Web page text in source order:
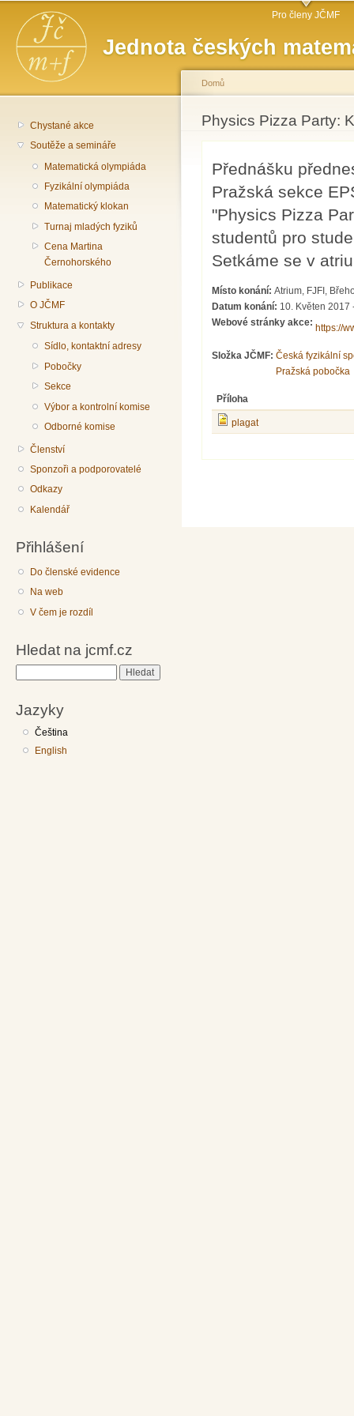
Jednota českých
Hlavní menu Pro členy JČMF
Chystané akce
Soutěže a semináře
Matematická olympiáda
Fyzikální olympiáda
Matematický klokan
Turnaj mladých fyziků
Cena Martina
Černohorského
Publikace
O JČMF
Struktura a kontakty
Sídlo, kontaktní adresy
Pobočky
Sekce
Výbor a kontrolní komise
Odborné komise
Členství
Sponzoři a podporovatelé
Odkazy
Kalendář
Přihlášení
Do členské evidence
Na web
V čem je rozdíl
Hledat na jcmf.cz
Jazyky
Čeština
English
Jste zde
Domů
Physics Pizza Party:
Přednášku
Pražská sekce
"Physics Pizza
studentů pro
Setkáme se v
Místo konání:Atrium, FJFI,
Datum konání: 10. Květen 2017
Webové stránky akce:
https://
Složka JČMF:Česká fyzikální
Pražská pobočka
Příloha
plagat